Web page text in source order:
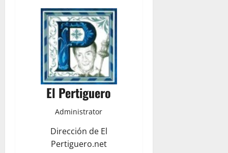
El Pertiguero
Administrator
Dirección de El
Pertiguero.net